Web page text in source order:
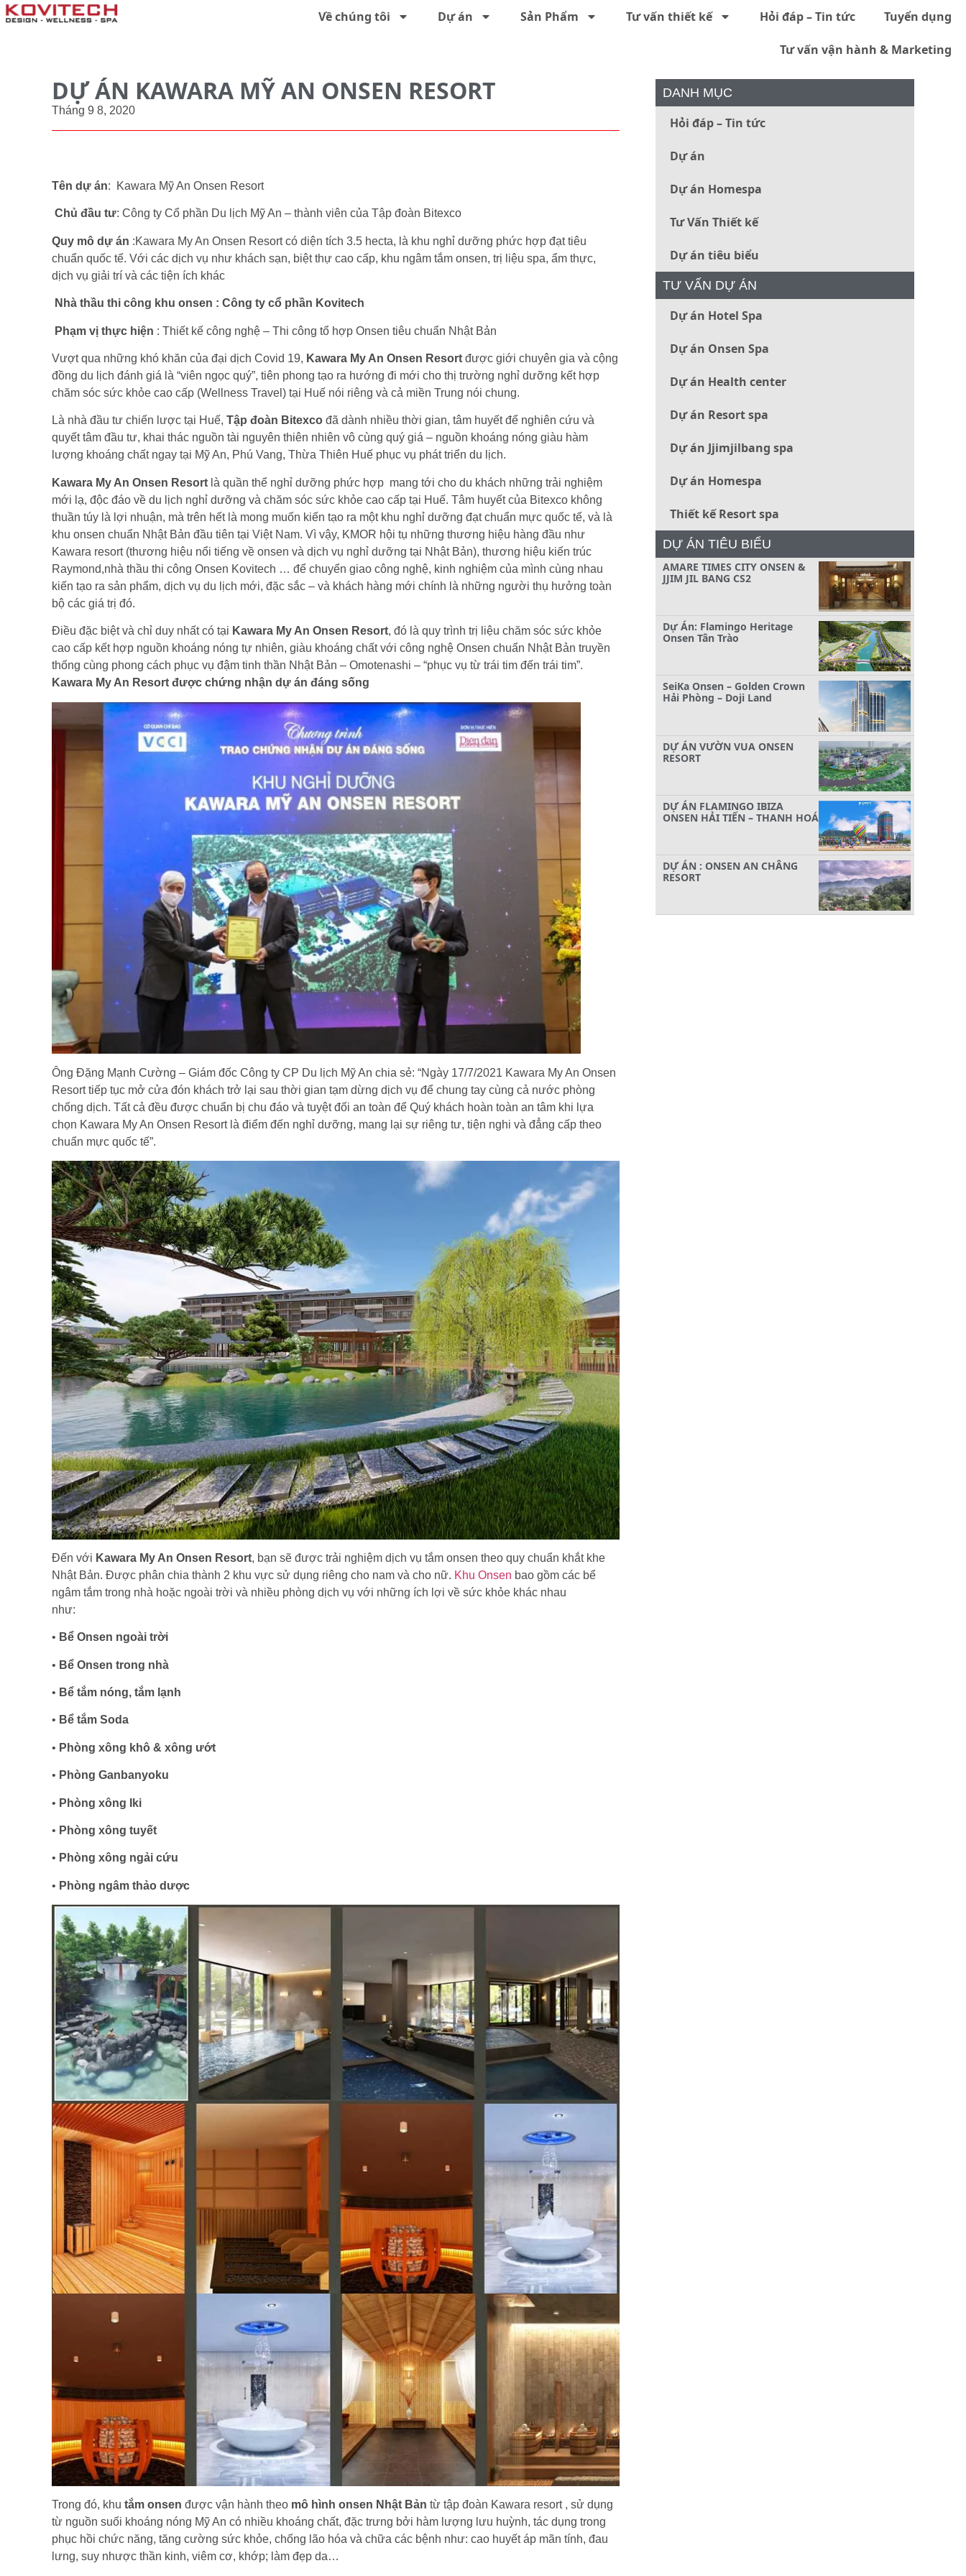
Về chúng tôi Dự án Sản Phẩm Tư vấn thiết kế Hỏi đáp – Tin tức Tuyển dụng
Tư vấn vận hành & Marketing
DỰ ÁN KAWARA MỸ AN ONSEN RESORT
Tháng 9 8, 2020
Tên dự án: Kawara Mỹ An Onsen Resort
Chủ đầu tư: Công ty Cổ phần Du lịch Mỹ An – thành viên của Tập đoàn Bitexco
Quy mô dự án :Kawara My An Onsen Resort có diện tích 3.5 hecta, là khu nghỉ dưỡng phức hợp đạt tiêu
chuẩn quốc tế. Với các dịch vụ như khách sạn, biệt thự cao cấp, khu ngâm tắm onsen, trị liệu spa, ẩm thực,
dịch vụ giải trí và các tiện ích khác
Nhà thầu thi công khu onsen : Công ty cổ phần Kovitech
Phạm vị thực hiện : Thiết kế công nghệ – Thi công tổ hợp Onsen tiêu chuẩn Nhật Bản
Vượt qua những khó khăn của đại dịch Covid 19, Kawara My An Onsen Resort được giới chuyên gia và cộng
đồng du lịch đánh giá là “viên ngọc quý”, tiên phong tạo ra hướng đi mới cho thị trường nghỉ dưỡng kết hợp
chăm sóc sức khỏe cao cấp (Wellness Travel) tại Huế nói riêng và cả miền Trung nói chung.
Là nhà đầu tư chiến lược tại Huế, Tập đoàn Bitexco đã dành nhiều thời gian, tâm huyết để nghiên cứu và
quyết tâm đầu tư, khai thác nguồn tài nguyên thiên nhiên vô cùng quý giá – nguồn khoáng nóng giàu hàm
lượng khoáng chất ngay tại Mỹ An, Phú Vang, Thừa Thiên Huế phục vụ phát triển du lịch.
Kawara My An Onsen Resort là quần thể nghỉ dưỡng phức hợp mang tới cho du khách những trải nghiệm
mới lạ, độc đáo về du lịch nghỉ dưỡng và chăm sóc sức khỏe cao cấp tại Huế. Tâm huyết của Bitexco không
thuần túy là lợi nhuận, mà trên hết là mong muốn kiến tạo ra một khu nghỉ dưỡng đạt chuẩn mực quốc tế, và là
khu onsen chuẩn Nhật Bản đầu tiên tại Việt Nam. Vì vậy, KMOR hội tụ những thương hiệu hàng đầu như
Kawara resort (thương hiệu nổi tiếng về onsen và dịch vụ nghỉ dưỡng tại Nhật Bản), thương hiệu kiến trúc
Raymond,nhà thầu thi công Onsen Kovitech … để chuyển giao công nghệ, kinh nghiệm của mình cùng nhau
kiến tạo ra sản phẩm, dịch vụ du lịch mới, đặc sắc – và khách hàng mới chính là những người thụ hưởng toàn
bộ các giá trị đó.
Điều đặc biệt và chỉ duy nhất có tại Kawara My An Onsen Resort, đó là quy trình trị liệu chăm sóc sức khỏe
cao cấp kết hợp nguồn khoáng nóng tự nhiên, giàu khoáng chất với công nghệ Onsen chuẩn Nhật Bản truyền
thống cùng phong cách phục vụ đậm tinh thần Nhật Bản – Omotenashi – “phục vụ từ trái tim đến trái tim”.
Kawara My An Resort được chứng nhận dự án đáng sống
Ông Đặng Mạnh Cường – Giám đốc Công ty CP Du lịch Mỹ An chia sẻ: “Ngày 17/7/2021 Kawara My An Onsen
Resort tiếp tục mở cửa đón khách trở lại sau thời gian tạm dừng dịch vụ để chung tay cùng cả nước phòng
chống dịch. Tất cả đều được chuẩn bị chu đáo và tuyệt đối an toàn để Quý khách hoàn toàn an tâm khi lựa
chọn Kawara My An Onsen Resort là điểm đến nghỉ dưỡng, mang lại sự riêng tư, tiện nghi và đẳng cấp theo
chuẩn mực quốc tế”.
Đến với Kawara My An Onsen Resort, bạn sẽ được trải nghiệm dịch vụ tắm onsen theo quy chuẩn khắt khe
Nhật Bản. Được phân chia thành 2 khu vực sử dụng riêng cho nam và cho nữ. Khu Onsen bao gồm các bể
ngâm tắm trong nhà hoặc ngoài trời và nhiều phòng dịch vụ với những ích lợi về sức khỏe khác nhau
như:
• Bể Onsen ngoài trời
• Bể Onsen trong nhà
• Bể tắm nóng, tắm lạnh
• Bể tắm Soda
• Phòng xông khô & xông ướt
• Phòng Ganbanyoku
• Phòng xông Iki
• Phòng xông tuyết
• Phòng xông ngải cứu
• Phòng ngâm thảo dược
Trong đó, khu tắm onsen được vận hành theo mô hình onsen Nhật Bản từ tập đoàn Kawara resort , sử dụng
từ nguồn suối khoáng nóng Mỹ An có nhiều khoáng chất, đặc trưng bởi hàm lượng lưu huỳnh, tác dụng trong
phục hồi chức năng, tăng cường sức khỏe, chống lão hóa và chữa các bệnh như: cao huyết áp mãn tính, đau
lưng, suy nhược thần kinh, viêm cơ, khớp; làm đẹp da…
DANH MỤC
Hỏi đáp – Tin tức
Dự án
Dự án Homespa
Tư Vấn Thiết kế
Dự án tiêu biểu
TƯ VẤN DỰ ÁN
Dự án Hotel Spa
Dự án Onsen Spa
Dự án Health center
Dự án Resort spa
Dự án Jjimjilbang spa
Dự án Homespa
Thiết kế Resort spa
DỰ ÁN TIÊU BIỂU
AMARE TIMES CITY ONSEN &
JJIM JIL BANG CS2
Dự Án: Flamingo Heritage
Onsen Tân Trào
SeiKa Onsen – Golden Crown
Hải Phòng – Doji Land
DỰ ÁN VƯỜN VUA ONSEN
RESORT
DỰ ÁN FLAMINGO IBIZA
ONSEN HẢI TIẾN – THANH HOÁ
DỰ ÁN : ONSEN AN CHÂNG
RESORT